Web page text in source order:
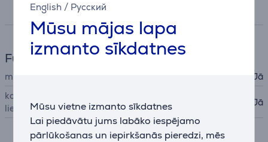
English / Русский
Mūsu mājas lapa
izmanto sīkdatnes
Mūsu vietne izmanto sīkdatnes
Lai piedāvātu jums labāko iespējamo
pārlūkošanas un iepirkšanās pieredzi, mēs
Specifikācija
Funkcijas
mikrofons
Jā
konfigurēšana izmantojot
lietotni
Jā